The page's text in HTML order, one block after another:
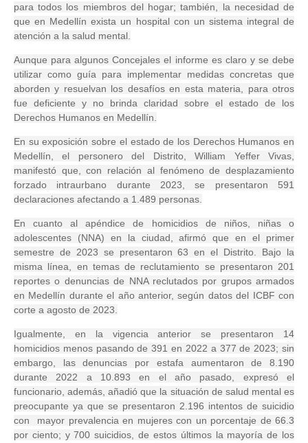
para todos los miembros del hogar; también, la necesidad de
que en Medellín exista un hospital con un sistema integral de
atención a la salud mental.
Aunque para algunos Concejales el informe es claro y se debe
utilizar como guía para implementar medidas concretas que
aborden y resuelvan los desafíos en esta materia, para otros
fue deficiente y no brinda claridad sobre el estado de los
Derechos Humanos en Medellín.
En su exposición sobre el estado de los Derechos Humanos en
Medellín, el personero del Distrito, William Yeffer Vivas,
manifestó que, con relación al fenómeno de desplazamiento
forzado intraurbano durante 2023, se presentaron 591
declaraciones afectando a 1.489 personas.
En cuanto al apéndice de homicidios de niños, niñas o
adolescentes (NNA) en la ciudad, afirmó que en el primer
semestre de 2023 se presentaron 63 en el Distrito. Bajo la
misma línea, en temas de reclutamiento se presentaron 201
reportes o denuncias de NNA reclutados por grupos armados
en Medellín durante el año anterior, según datos del ICBF con
corte a agosto de 2023.
Igualmente, en la vigencia anterior se presentaron 14
homicidios menos pasando de 391 en 2022 a 377 de 2023; sin
embargo, las denuncias por estafa aumentaron de 8.190
durante 2022 a 10.893 en el año pasado, expresó el
funcionario, además, añadió que la situación de salud mental es
preocupante ya que se presentaron 2.196 intentos de suicidio
con mayor prevalencia en mujeres con un porcentaje de 66.3
por ciento; y 700 suicidios, de estos últimos la mayoría de los